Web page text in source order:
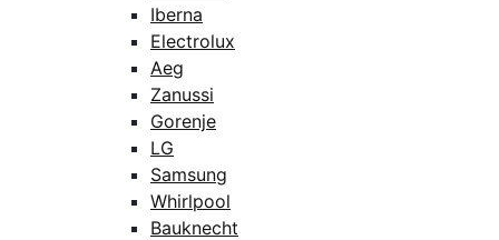
Iberna
Electrolux
Aeg
Zanussi
Gorenje
LG
Samsung
Whirlpool
Bauknecht